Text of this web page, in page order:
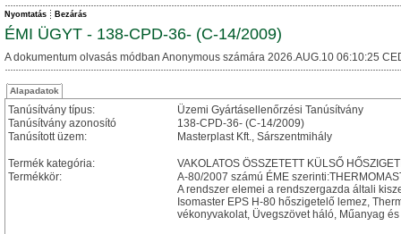
Nyomtatás Bezárás
ÉMI ÜGYT - 138-CPD-36- (C-14/2009)
A dokumentum olvasás módban Anonymous számára 2026.AUG.10 06:10:25
Alapadatok
Tanúsítvány típus:
Üzemi Gyártásellenőrzési Tanúsítvány
Tanúsítvány azonosító
138-CPD-36- (C-14/2009)
Tanúsított üzem:
Masterplast Kft., Sárszentmihály
Termék kategória:
VAKOLATOS ÖSSZETETT KÜLSŐ
Termékkör:
A-80/2007 számú ÉME
A rendszer elemei a rendszergazda általi
Isomaster EPS H-80 hőszigetelő lemez,
vékonyvakolat, Üvegszövet háló, Műanyag